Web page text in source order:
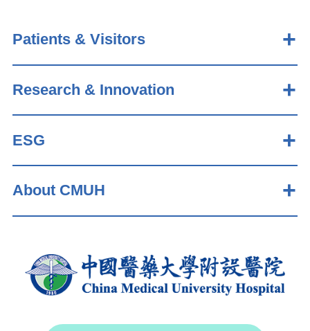
Patients & Visitors
Research & Innovation
ESG
About CMUH